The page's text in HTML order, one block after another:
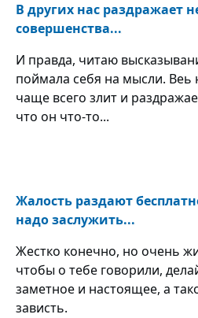
В других нас раздражает
совершенства...
И правда, читаю
поймала себя на мысли. Веь
чаще всего злит и
что он что-то...
Жалость раздают
надо заслужить...
Жестко конечно, но очень
чтобы о тебе говорили,
заметное и настоящее, а
зависть.